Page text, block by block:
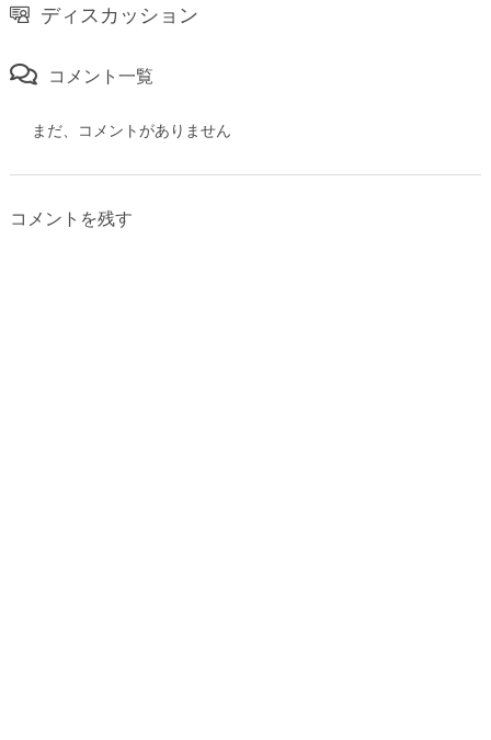
ディスカッション
コメント一覧
まだ、コメントがありません
コメントを残す